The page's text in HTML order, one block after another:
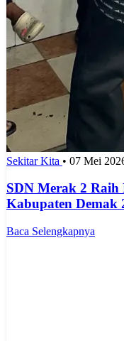
Sekitar Kita • 07 Mei
SDN Merak 2 Raih
Kabupaten Demak
Baca Selengkapnya